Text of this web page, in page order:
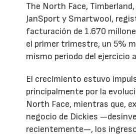
The North Face,
JanSport y Smartwool,
facturación de 1.670
el primer trimestre, un 5%
mismo periodo del ejercicio
El crecimiento estuvo
principalmente por la
North Face, mientras que,
negocio de Dickies
recientemente—, los